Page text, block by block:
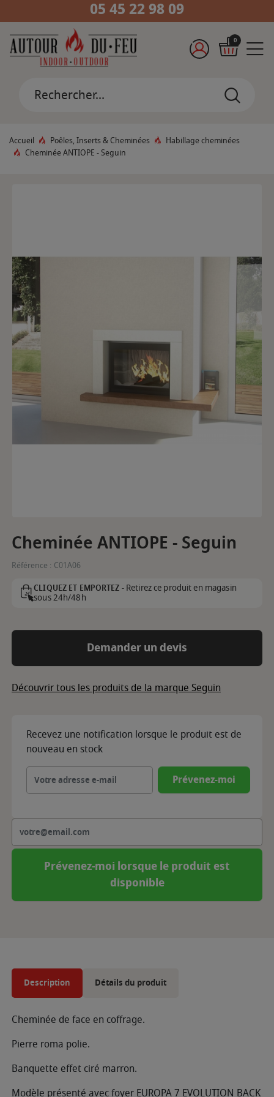
05 45 22 98 09
0
Accueil Poêles, Inserts & Cheminées
Habillage cheminées
Cheminée ANTIOPE - Seguin
Cheminée ANTIOPE - Seguin
Référence : C01A06
CLIQUEZ ET EMPORTEZ -Retirez ce produit en magasin
sous 24h/48h
Demander un devis
Découvrir tous les produits de la marque Seguin
Recevez une notification lorsque le produit est de
nouveau en stock
Prévenez-moi
Prévenez-moi lorsque le produit est
disponible
Description Détails du produit
Cheminée de face en coffrage.
Pierre roma polie.
Banquette effet ciré marron.
Modèle présenté avec foyer EUROPA 7 EVOLUTION BACK